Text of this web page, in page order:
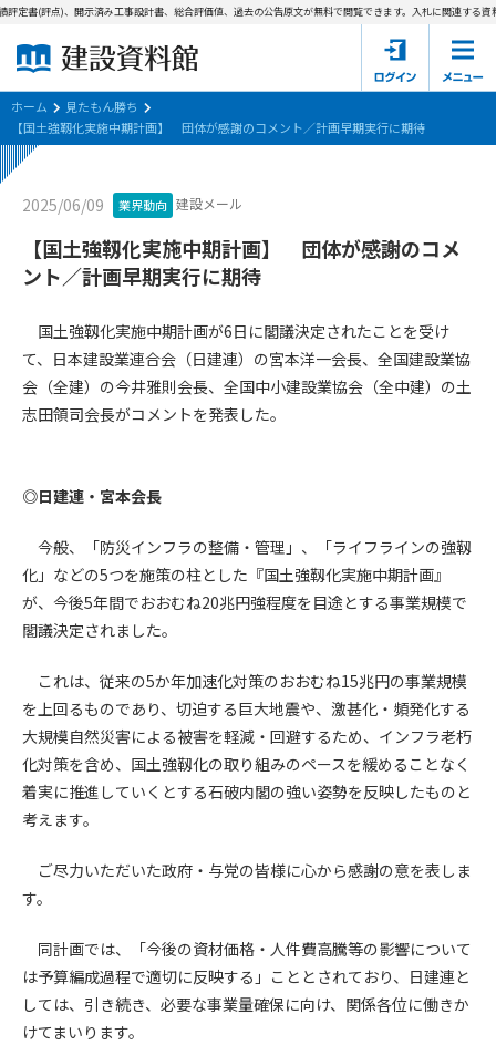
建設資料館とは
東京都の入札資料
国土交通省の入札資料
見たもん勝ち
会員登録について
サポーター会員一覧
書(評点)、開示済み工事設計書、総合評価値、過去の公告原文が無料で閲覧できます。入札に関連する資料
ホーム
見たもん勝ち
【国土強靱化実施中期計画】 団体が感謝のコメント／計画早期実行に期待
2025/06/09 業界動向 建設メール
【国土強靱化実施中期計画】 団体が感謝のコメ
ント／計画早期実行に期待
国土強靱化実施中期計画が6日に閣議決定されたことを受け
て、日本建設業連合会（日建連）の宮本洋一会長、全国建設業協
会（全建）の今井雅則会長、全国中小建設業協会（全中建）の土
志田領司会長がコメントを発表した。
◎日建連・宮本会長
今般、「防災インフラの整備・管理」、「ライフラインの強靱
化」などの5つを施策の柱とした『国土強靱化実施中期計画』
が、今後5年間でおおむね20兆円強程度を目途とする事業規模で
閣議決定されました。
これは、従来の5か年加速化対策のおおむね15兆円の事業規模
を上回るものであり、切迫する巨大地震や、激甚化・頻発化する
大規模自然災害による被害を軽減・回避するため、インフラ老朽
化対策を含め、国土強靱化の取り組みのペースを緩めることなく
着実に推進していくとする石破内閣の強い姿勢を反映したものと
考えます。
ご尽力いただいた政府・与党の皆様に心から感謝の意を表しま
す。
同計画では、「今後の資材価格・人件費高騰等の影響について
は予算編成過程で適切に反映する」こととされており、日建連と
しては、引き続き、必要な事業量確保に向け、関係各位に働きか
けてまいります。
第1条（規約の目的）
会員サービスの利用条件等について定めるものです。
2. 管理者が建設資料館WEB上で随時掲載するルールは本規約の
一部を構成するものとします。
第2条（規約の変更）
ちに全ての会員が了承したものとみなします。
第4条（会員審査および資格の取り消し）
会員とは、本規約を承諾の上、所定の会員申込手続きを完了
後、管理者がこれを承認した者をいいます。
第4条（会員の定義と登録）
の何れかの項目に該当することがわかった場合、その者の会
員としての権限を承認しないことがあります。
(1) 会員申し込みをした者が実在しなかった場合
(2) 本規約に違反した場合/li>
(3) 会員申し込みの際、申告事項に虚偽があった場合
(4) 会員申込者が管理者所定の手続き通りに会員申込手続き処
(5) その他管理者が会員とすることを不適当と判断した場合
ます。
第5条（IDおよびパスワードの管理）
1. 会員は申込の際に管理者が発行したIDおよびパスワードの使